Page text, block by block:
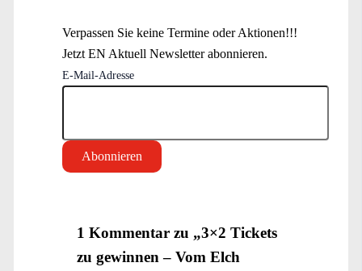
Verpassen Sie keine Termine oder Aktionen!!!
Jetzt EN Aktuell Newsletter abonnieren.
E-Mail-Adresse
1 Kommentar zu „3×2 Tickets
zu gewinnen – Vom Elch